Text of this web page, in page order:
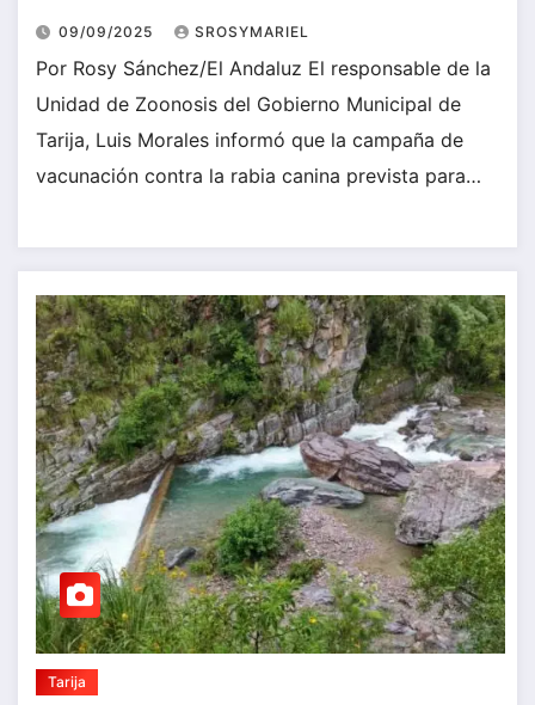
09/09/2025 SROSYMARIEL
Por Rosy Sánchez/El Andaluz El responsable de la
Unidad de Zoonosis del Gobierno Municipal de
Tarija, Luis Morales informó que la campaña de
vacunación contra la rabia canina prevista para…
Tarija